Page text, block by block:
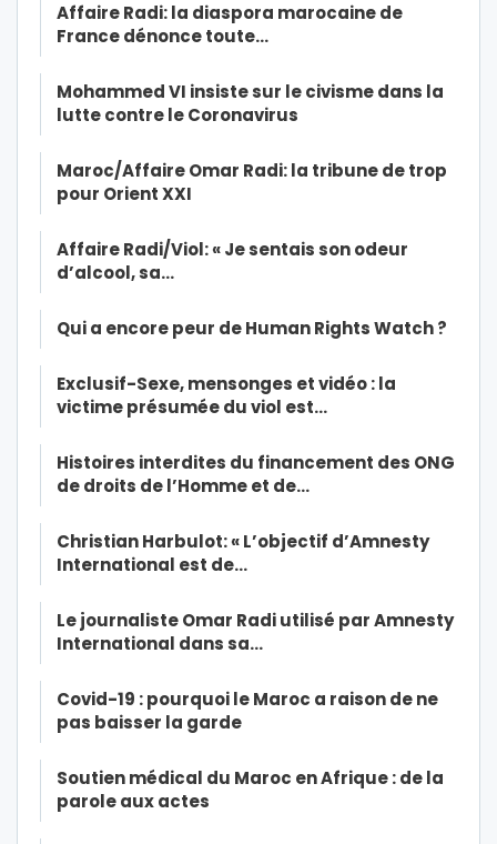
Affaire Radi: la diaspora marocaine de
France dénonce toute…
Mohammed VI insiste sur le civisme dans la
lutte contre le Coronavirus
Maroc/Affaire Omar Radi: la tribune de trop
pour Orient XXI
Affaire Radi/Viol: « Je sentais son odeur
d’alcool, sa…
Qui a encore peur de Human Rights Watch ?
Exclusif-Sexe, mensonges et vidéo : la
victime présumée du viol est…
Histoires interdites du financement des ONG
de droits de l’Homme et de…
Christian Harbulot: « L’objectif d’Amnesty
International est de…
Le journaliste Omar Radi utilisé par Amnesty
International dans sa…
Covid-19 : pourquoi le Maroc a raison de ne
pas baisser la garde
Soutien médical du Maroc en Afrique : de la
parole aux actes